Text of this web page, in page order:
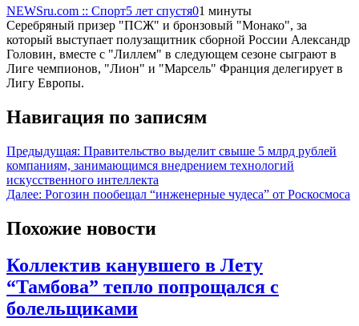
NEWSru.com :: Спорт5 лет спустя01 минуты
Серебряный призер "ПСЖ" и бронзовый "Монако", за
который выступает полузащитник сборной России Александр
Головин, вместе с "Лиллем" в следующем сезоне сыграют в
Лиге чемпионов, "Лион" и "Марсель" Франция делегирует в
Лигу Европы.
Навигация по записям
Предыдущая: Правительство выделит свыше 5 млрд рублей
компаниям, занимающимся внедрением технологий
искусственного интеллекта
Далее: Рогозин пообещал “инженерные чудеса” от Роскосмоса
Похожие новости
Коллектив канувшего в Лету
“Тамбова” тепло попрощался с
болельщиками